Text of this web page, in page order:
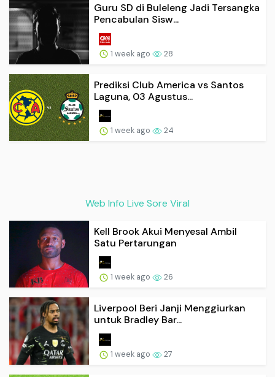
Guru SD di Buleleng Jadi Tersangka
Pencabulan Sisw...
1 week ago 28
Prediksi Club America vs Santos
Laguna, 03 Agustus...
1 week ago 24
Web Info Live Sore Viral
Kell Brook Akui Menyesal Ambil
Satu Pertarungan
1 week ago 26
Liverpool Beri Janji Menggiurkan
untuk Bradley Bar...
1 week ago 27